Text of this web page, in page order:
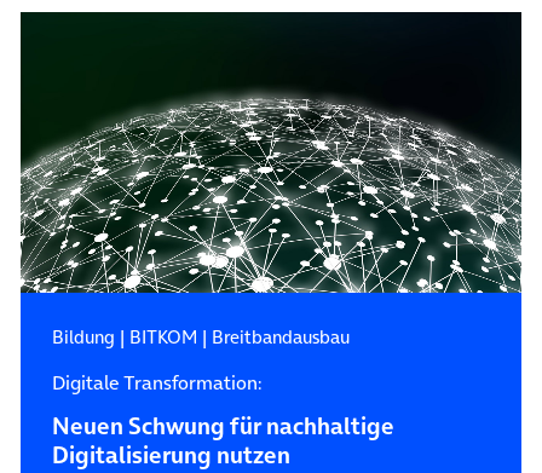
Bildung | BITKOM | Breitbandausbau
Digitale Transformation:
Neuen Schwung für nachhaltige
Digitalisierung nutzen